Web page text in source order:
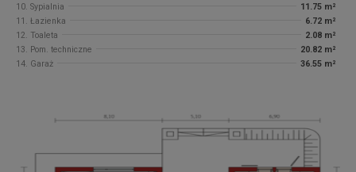
10. Sypialnia
11.75 m²
11. Łazienka
6.72 m²
12. Toaleta
2.08 m²
13. Pom. techniczne
20.82 m²
14. Garaż
36.55 m²